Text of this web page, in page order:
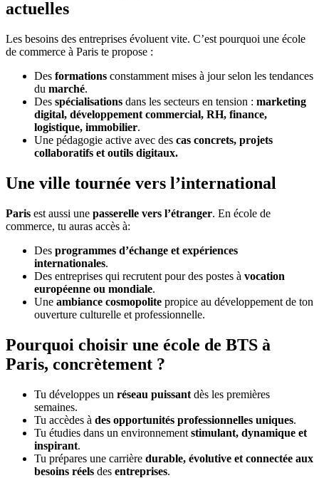
actuelles
Les besoins des entreprises évoluent vite. C’est pourquoi une école
de commerce à Paris te propose :
Des formations constamment mises à jour selon les tendances
du marché.
Des spécialisations dans les secteurs en tension : marketing
digital, développement commercial, RH, finance,
logistique, immobilier.
Une pédagogie active avec des cas concrets, projets
collaboratifs et outils digitaux.
Une ville tournée vers l’international
Paris est aussi une passerelle vers l’étranger. En école de
commerce, tu auras accès à:
Des programmes d’échange et expériences
internationales.
Des entreprises qui recrutent pour des postes à vocation
européenne ou mondiale.
Une ambiance cosmopolite propice au développement de ton
ouverture culturelle et professionnelle.
Pourquoi choisir une école de BTS à
Paris, concrètement ?
Tu développes un réseau puissant dès les premières
semaines.
Tu accèdes à des opportunités professionnelles uniques.
Tu étudies dans un environnement stimulant, dynamique et
inspirant.
Tu prépares une carrière durable, évolutive et connectée aux
besoins réels des entreprises.